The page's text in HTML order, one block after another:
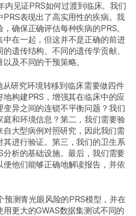
内见证PRS如何过渡到临床。我们
表现出了高实用性的疾病。我
确保正确评估每种疾病的PRS。
在一起，但这并不是正确的前进
遗传结构、不同的遗传学贡献、
及不同的干预策略。
研究环境转移到临床需要做四件
构建PRS，增强其在临床中的应
变异之间的连锁不平衡问题？我们
和环境信息？第二，我们需要验
自大型病例对照研究，因此我们需
进行验证。第三，我们的卫生系
分析的基础设施。最后，我们需要
他们能够正确地解读报告，并依
预测青光眼风险的PRS模型，并在
更大的GWAS数据集测试不同的